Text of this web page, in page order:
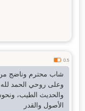
0.5
شاب محترم وناضج من
وعلى روحي الحمد
والحديث الطيب،
الأصول والقدر